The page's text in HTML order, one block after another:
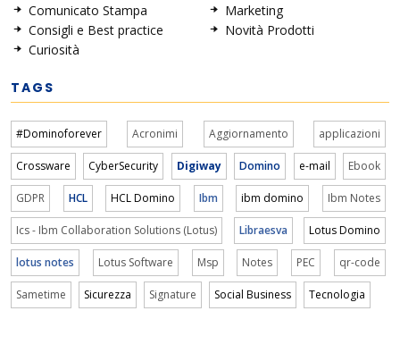
Comunicato Stampa
Consigli e Best practice
Curiosità
Marketing
Novità Prodotti
TAGS
#Dominoforever Acronimi Aggiornamento applicazioni
Crossware CyberSecurity Digiway Domino e-mail Ebook
GDPR HCL HCL Domino Ibm ibm domino Ibm Notes
Ics - Ibm Collaboration Solutions (Lotus) Libraesva Lotus Domino
lotus notes Lotus Software Msp Notes PEC qr-code
Sametime Sicurezza Signature Social Business Tecnologia